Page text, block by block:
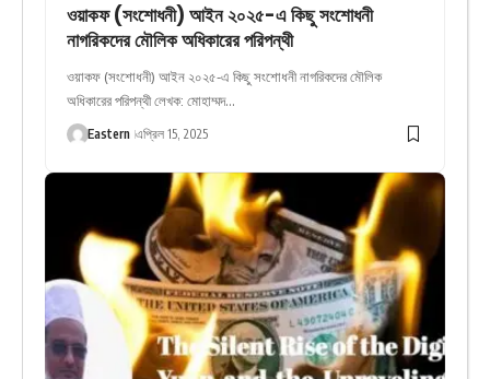
ওয়াকফ (সংশোধনী) আইন ২০২৫-এ কিছু সংশোধনী
নাগরিকদের মৌলিক অধিকারের পরিপন্থী
ওয়াকফ (সংশোধনী) আইন ২০২৫-এ কিছু সংশোধনী নাগরিকদের মৌলিক
অধিকারের পরিপন্থী লেখক: মোহাম্মদ…
Eastern এপ্রিল 15, 2025